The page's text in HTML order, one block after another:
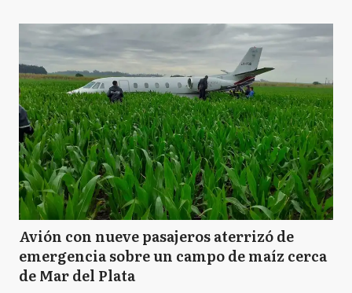
Avión con nueve pasajeros aterrizó de
emergencia sobre un campo de maíz cerca
de Mar del Plata